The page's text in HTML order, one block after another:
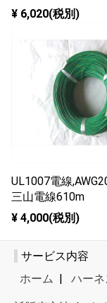
¥ 6,020(税別)
UL1007電線
三山電線610m
¥ 4,000(税別)
サービス内容
ホーム | ハー